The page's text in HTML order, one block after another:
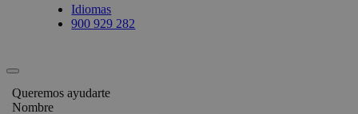
Idiomas
900 929 282
Queremos ayudarte
Nombre